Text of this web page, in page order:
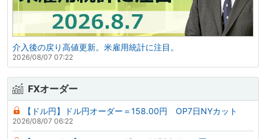
介入後の戻り高値更新。米雇用統計に注目。
2026/08/07 07:22
FXオーダー
【ドル円】ドル円オーダー＝158.00円 OP7日NYカット
2026/08/07 06:22